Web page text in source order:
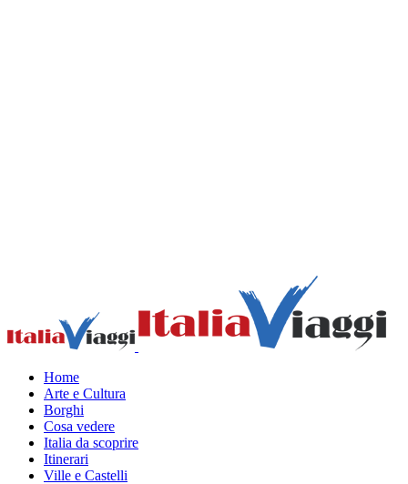
Home
Arte e Cultura
Borghi
Cosa vedere
Italia da scoprire
Itinerari
Ville e Castelli